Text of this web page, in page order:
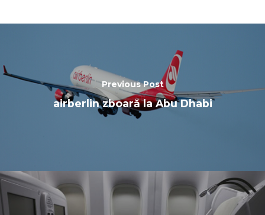
Previous Post
airberlin zboară la Abu Dhabi